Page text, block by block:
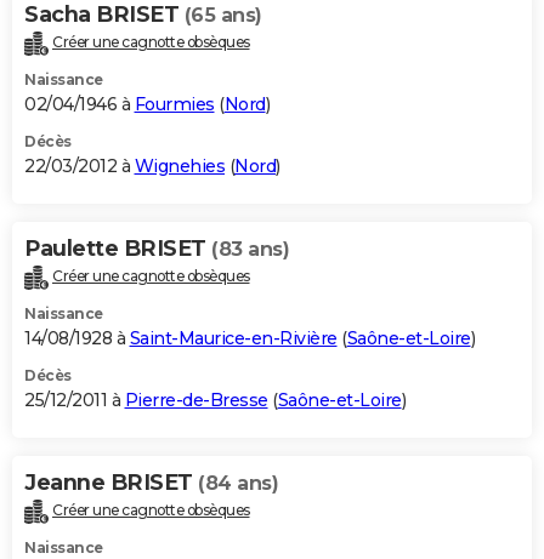
Sacha BRISET (65 ans)
Créer une cagnotte obsèques
Naissance
02/04/1946 à Fourmies (Nord)
Décès
22/03/2012 à Wignehies (Nord)
Paulette BRISET (83 ans)
Créer une cagnotte obsèques
Naissance
14/08/1928 à Saint-Maurice-en-Rivière (Saône-et-Loire)
Décès
25/12/2011 à Pierre-de-Bresse (Saône-et-Loire)
Jeanne BRISET (84 ans)
Créer une cagnotte obsèques
Naissance